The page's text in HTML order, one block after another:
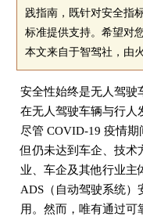
践指南，既针对安全指
标准提供支持。希望对
本文来自于智驾社，由
安全性始终是无人驾驶
在无人驾驶车辆与行人
尽管 COVID-19 疫情期
但仍未达到车企、技术
业、车企及其他行业主
ADS（自动驾驶系统）
用。然而，唯有通过可